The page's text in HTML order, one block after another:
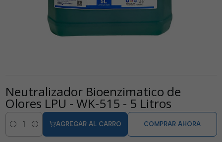
Neutralizador Bioenzimatico de
Olores LPU - WK-515 - 5 Litros
Cantidad
AGREGAR AL CARRO COMPRAR AHORA